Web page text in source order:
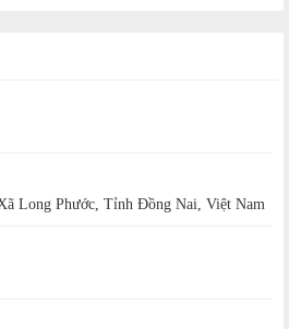
Long Phước, Tỉnh Đồng Nai, Việt Nam